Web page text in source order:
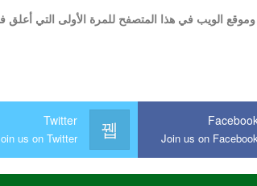
الويب في هذا المتصفح للمرة الأولى التي أعلق
Join us on Facebook
Twitter
us on Twitter